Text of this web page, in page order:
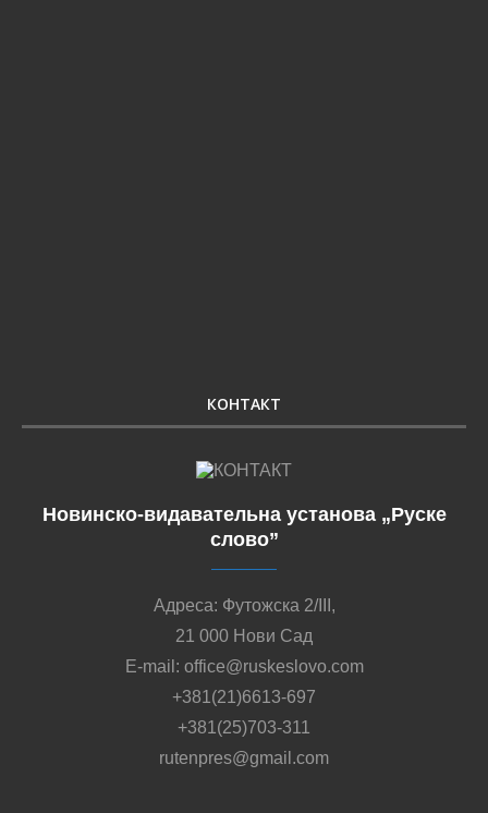
КОНТАКТ
Новинско-видавательна установа „Руске
слово”
Адреса: Футожска 2/III,
21 000 Нови Сад
E-mail: office@ruskeslovo.com
+381(21)6613-697
+381(25)703-311
rutenpres@gmail.com